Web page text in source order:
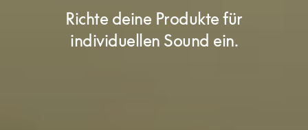
Richte deine Produkte für
individuellen Sound ein.